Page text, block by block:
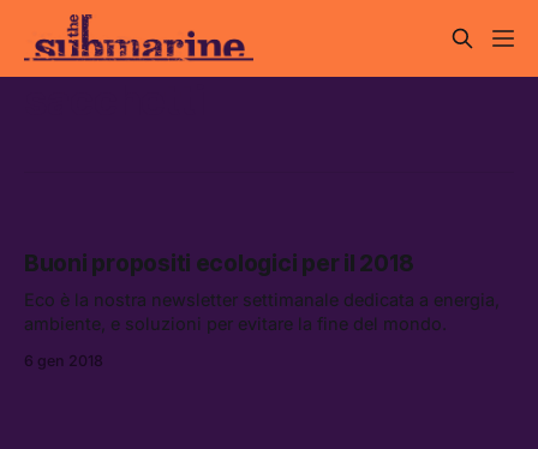
Buoni propositi ecologici per il 2018
Eco è la nostra newsletter settimanale dedicata a energia,
ambiente, e soluzioni per evitare la fine del mondo.
6 gen 2018